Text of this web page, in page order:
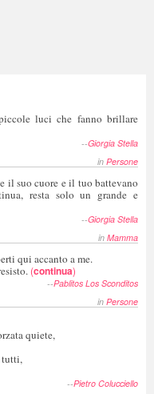
luci che fanno brillare
--Giorgia Stella
in Persone
il suo cuore e il tuo battevano
resta solo un grande e
--Giorgia Stella
in Mamma
qui accanto a me.
(continua)
--Pablitos Los Sconditos
in Persone
quiete,
tutti,
--Pietro Colucciello